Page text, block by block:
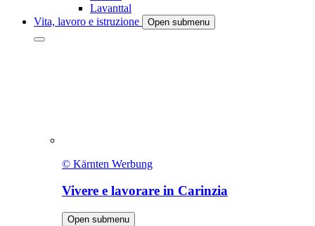
Lavanttal
Vita, lavoro e istruzione
Open submenu
© Kärnten Werbung
Vivere e lavorare in Carinzia
Open submenu